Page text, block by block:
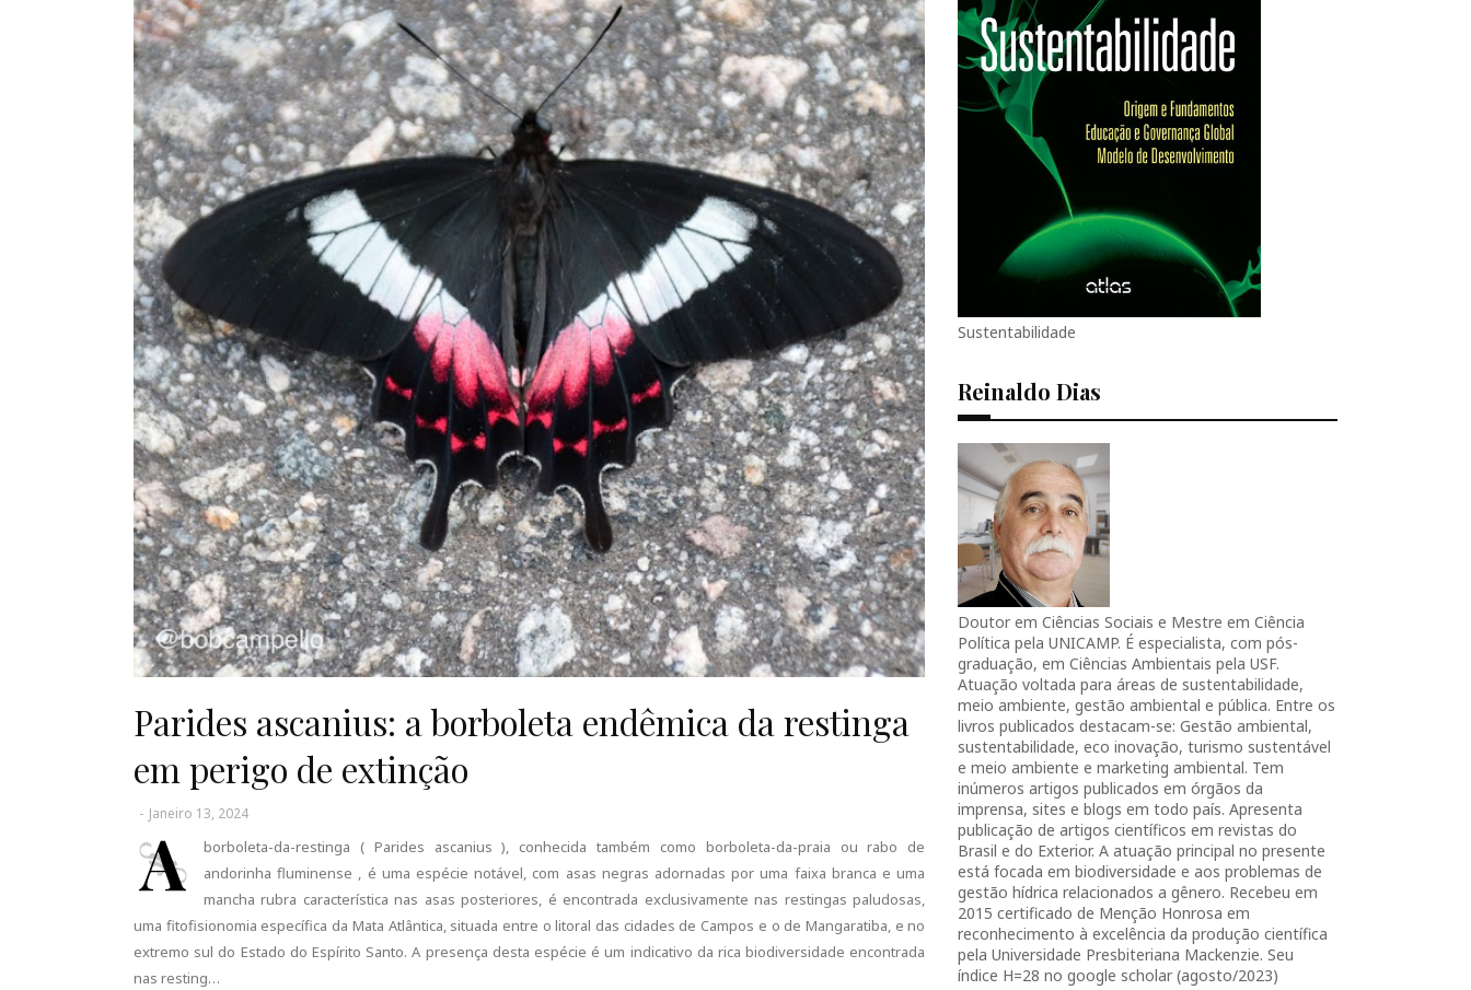
Parides ascanius: a borboleta endêmica da restinga
em perigo de extinção
- Janeiro 13, 2024
A
borboleta-da-restinga ( Parides ascanius ), conhecida também como borboleta-da-praia ou rabo de
andorinha fluminense , é uma espécie notável, com asas negras adornadas por uma faixa branca e uma
mancha rubra característica nas asas posteriores, é encontrada exclusivamente nas restingas paludosas,
uma fitofisionomia específica da Mata Atlântica, situada entre o litoral das cidades de Campos e o de Mangaratiba, e no
extremo sul do Estado do Espírito Santo. A presença desta espécie é um indicativo da rica biodiversidade encontrada
nas resting…
Sustentabilidade
Reinaldo Dias
Doutor em Ciências Sociais e Mestre em Ciência
Política pela UNICAMP. É especialista, com pós-
graduação, em Ciências Ambientais pela USF.
Atuação voltada para áreas de sustentabilidade,
meio ambiente, gestão ambiental e pública. Entre os
livros publicados destacam-se: Gestão ambiental,
sustentabilidade, eco inovação, turismo sustentável
e meio ambiente e marketing ambiental. Tem
inúmeros artigos publicados em órgãos da
imprensa, sites e blogs em todo país. Apresenta
publicação de artigos científicos em revistas do
Brasil e do Exterior. A atuação principal no presente
está focada em biodiversidade e aos problemas de
gestão hídrica relacionados a gênero. Recebeu em
2015 certificado de Menção Honrosa em
reconhecimento à excelência da produção científica
pela Universidade Presbiteriana Mackenzie. Seu
índice H=28 no google scholar (agosto/2023)